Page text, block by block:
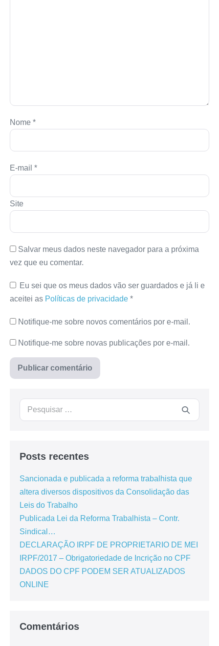
Nome *
E-mail *
Site
Salvar meus dados neste navegador para a próxima
vez que eu comentar.
Eu sei que os meus dados vão ser guardados e já li e
aceitei as Políticas de privacidade *
Notifique-me sobre novos comentários por e-mail.
Notifique-me sobre novas publicações por e-mail.
Procurar:
Posts recentes
Sancionada e publicada a reforma trabalhista que
altera diversos dispositivos da Consolidação das
Leis do Trabalho
Publicada Lei da Reforma Trabalhista – Contr.
Sindical…
DECLARAÇÃO IRPF DE PROPRIETARIO DE MEI
IRPF/2017 – Obrigatoriedade de Incrição no CPF
DADOS DO CPF PODEM SER ATUALIZADOS
ONLINE
Comentários